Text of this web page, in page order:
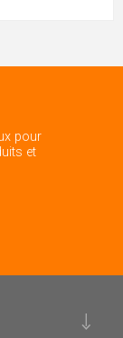
pour
et